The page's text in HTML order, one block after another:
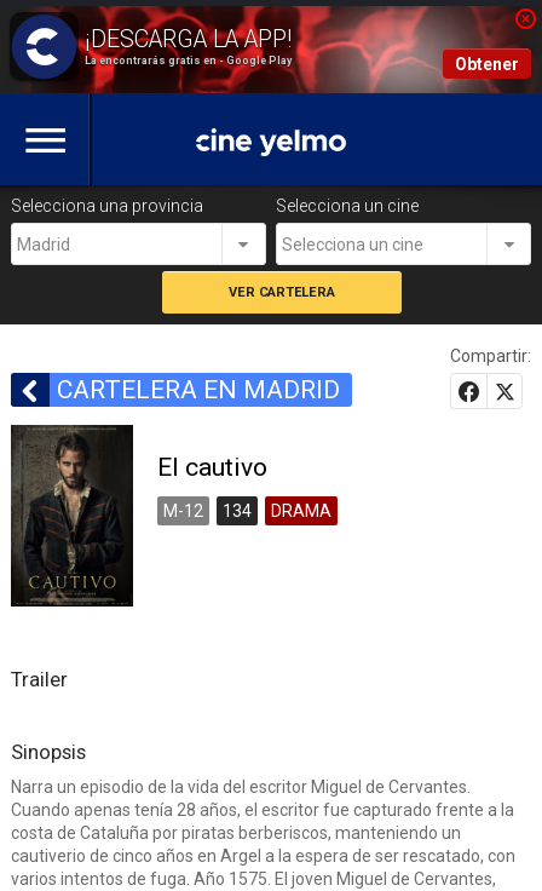
La encontrarás gratis en - Google Play Obtener
Selecciona una provincia
Madrid
Selecciona un cine
Selecciona un cine
CARTELERA EN MADRID
Compartir:
El cautivo
M-12 134 DRAMA
Trailer
Sinopsis
Narra un episodio de la vida del escritor Miguel de Cervantes.
Cuando apenas tenía 28 años, el escritor fue capturado frente a la
costa de Cataluña por piratas berberiscos, manteniendo un
cautiverio de cinco años en Argel a la espera de ser rescatado, con
varios intentos de fuga. Año 1575. El joven Miguel de Cervantes,